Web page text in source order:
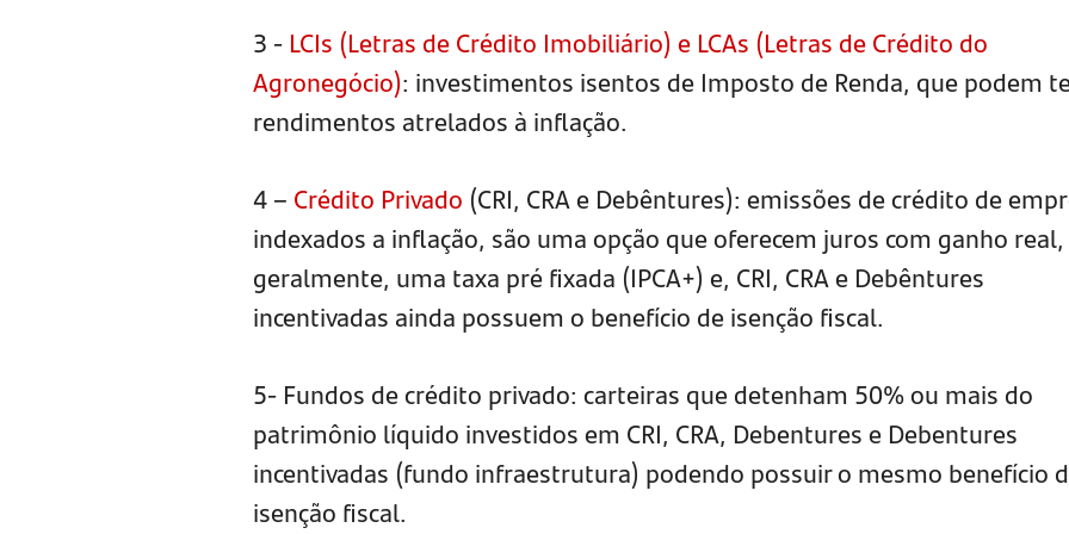
3 - LCIs (Letras de Crédito Imobiliário) e LCAs (Letras de Crédito do
Agronegócio): investimentos isentos de Imposto de Renda, que podem
rendimentos atrelados à inflação.
4 – Crédito Privado (CRI, CRA e Debêntures): emissões de crédito de
indexados a inflação, são uma opção que oferecem juros com ganho
geralmente, uma taxa pré fixada (IPCA+) e, CRI, CRA e Debêntures
incentivadas ainda possuem o benefício de isenção fiscal.
5- Fundos de crédito privado: carteiras que detenham 50% ou mais do
patrimônio líquido investidos em CRI, CRA, Debentures e Debentures
incentivadas (fundo infraestrutura) podendo possuir o mesmo benefício
isenção fiscal.